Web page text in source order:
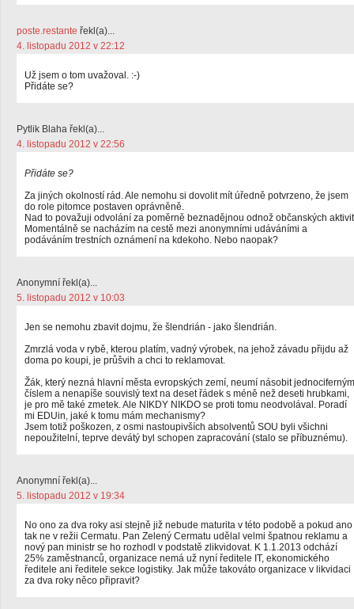
poste.restante řekl(a)...
4. listopadu 2012 v 22:12
Už jsem o tom uvažoval. :-)
Přidáte se?
Pytlik Blaha řekl(a)...
4. listopadu 2012 v 22:56
Přidáte se?
Za jiných okolností rád. Ale nemohu si dovolit mít úředně potvrzeno, že jsem
do role pitomce postaven oprávněně.
Nad to považuji odvolání za poměrně beznadějnou odnož občanských
Momentálně se nacházím na cestě mezi anonymními udáváními a
podáváním trestních oznámení na kdekoho. Nebo naopak?
Anonymní řekl(a)...
5. listopadu 2012 v 10:03
Jen se nemohu zbavit dojmu, že šlendrián - jako šlendrián.
Zmrzlá voda v rybě, kterou platím, vadný výrobek, na jehož závadu přijdu až
doma po koupi, je průšvih a chci to reklamovat.
Žák, který nezná hlavní města evropských zemí, neumí násobit jednociferným
číslem a nenapíše souvislý text na deset řádek s méně než deseti hrubkami,
je pro mě také zmetek. Ale NIKDY NIKDO se proti tomu neodvolával. Poradí
mi EDUin, jaké k tomu mám mechanismy?
Jsem totiž poškozen, z osmi nastoupivších absolventů SOU byli všichni
nepoužitelní, teprve devátý byl schopen zapracování (stalo se příbuznému).
Anonymní řekl(a)...
5. listopadu 2012 v 19:34
No ono za dva roky asi stejně již nebude maturita v této podobě a pokud ano
tak ne v režii Cermatu. Pan Zelený Cermatu udělal velmi špatnou reklamu a
nový pan ministr se ho rozhodl v podstatě zlikvidovat. K 1.1.2013 odchází
25% zaměstnanců, organizace nemá už nyní ředitele IT, ekonomického
ředitele ani ředitele sekce logistiky. Jak může takováto organizace v likvidaci
za dva roky něco připravit?